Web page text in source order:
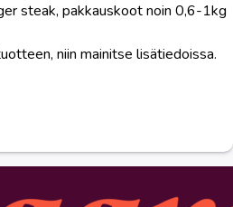
steak, pakkauskoot noin 0,6-1kg
niin mainitse lisätiedoissa.